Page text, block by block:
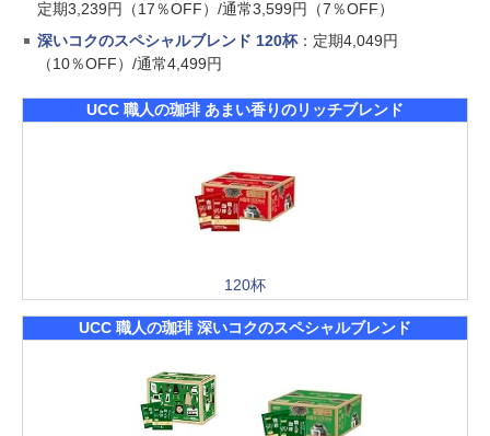
定期3,239円（17％OFF）/通常3,599円（7％OFF）
深いコクのスペシャルブレンド 120杯：定期4,049円
（10％OFF）/通常4,499円
UCC 職人の珈琲 あまい香りのリッチブレンド
120杯
UCC 職人の珈琲 深いコクのスペシャルブレンド